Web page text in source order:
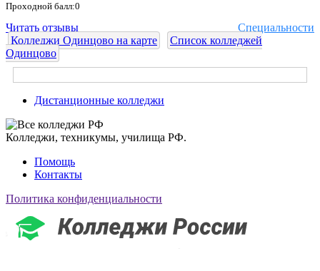
Проходной балл:0
Специальности
Читать отзывы
Колледжи Одинцово на карте
Список колледжей
Одинцово
Дистанционные колледжи
Колледжи, техникумы, училища РФ.
Помощь
Контакты
Политика конфиденциальности